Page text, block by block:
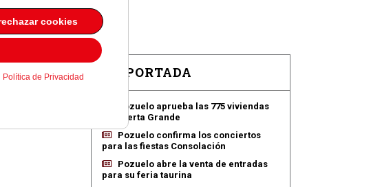
EN PORTADA
Pozuelo aprueba las 775 viviendas
de Huerta Grande
Pozuelo confirma los conciertos
para las fiestas Consolación
Pozuelo abre la venta de entradas
para su feria taurina